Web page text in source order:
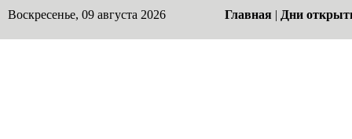
Воскресенье, 09 августа 2026 Главная | Дни